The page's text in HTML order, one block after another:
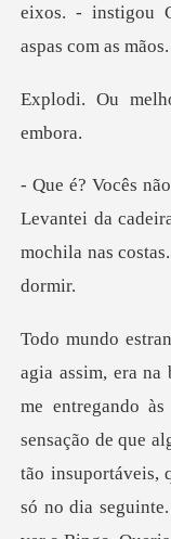
eixos. - instigou
vantei da
moch
ando
sensação de que
tão insuportáveis,